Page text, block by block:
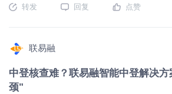
日付款等方式，付款期限最长不超过12个
开立、交单、配套融资全环节均需核验购销
请、上传全套贸易背景资料后，系统立
题，企业可当场完成整改重提。 传统模
式下，问题的暴露发生在人工审核完成
之后，此时前端早已忘记当初的材料细
节，退回修改往往需要重新梳理、重新
积累与场景经验，落地AI驱动智能审核创
核心根基，联易融聚焦供应链金融审核全
台，搭配DeepSeek-R1模型形成技术互补
识别+大模型深度理解+规则引擎逻辑校验
转发 回复 点赞
联易融
中登核查难？联易融智能中登解决
颈"